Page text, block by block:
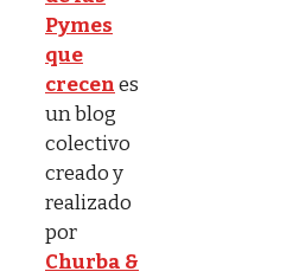
Pymes
que
crecenes
un blog
colectivo
creado y
realizado
por
Churba &